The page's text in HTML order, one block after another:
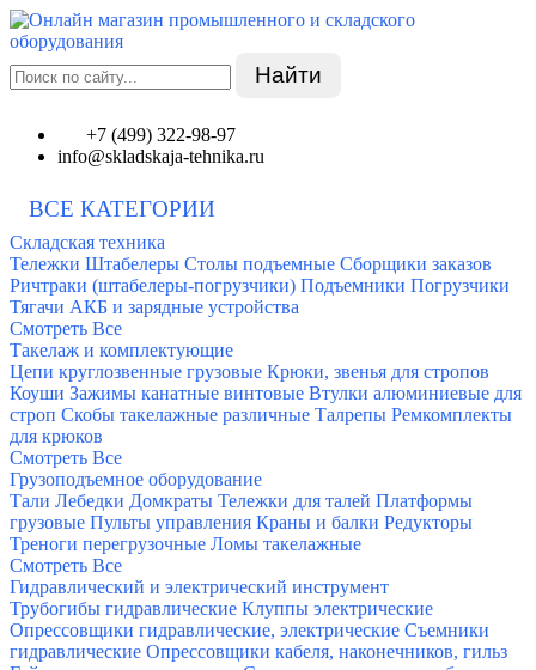
Найти
+7 (499) 322-98-97
info@skladskaja-tehnika.ru
ВСЕ КАТЕГОРИИ
Складская техника
Тележки Штабелеры Столы подъемные Сборщики заказов
Ричтраки (штабелеры-погрузчики) Подъемники Погрузчики
Тягачи АКБ и зарядные устройства
Смотреть Все
Такелаж и комплектующие
Цепи круглозвенные грузовые Крюки, звенья для стропов
Коуши Зажимы канатные винтовые Втулки алюминиевые для
строп Скобы такелажные различные Талрепы Ремкомплекты
для крюков
Смотреть Все
Грузоподъемное оборудование
Тали Лебедки Домкраты Тележки для талей Платформы
грузовые Пульты управления Краны и балки Редукторы
Треноги перегрузочные Ломы такелажные
Смотреть Все
Гидравлический и электрический инструмент
Трубогибы гидравлические Клуппы электрические
Опрессовщики гидравлические, электрические Съемники
гидравлические Опрессовщики кабеля, наконечников, гильз